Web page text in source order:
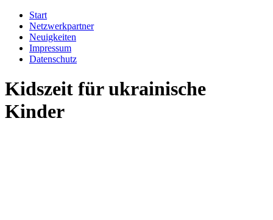
Start
Netzwerkpartner
Neuigkeiten
Impressum
Datenschutz
Kidszeit für ukrainische
Kinder